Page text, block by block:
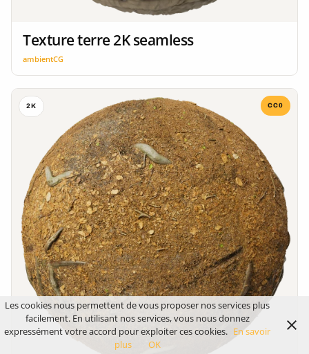
Texture terre 2K seamless
ambientCG
2K CC0
Les cookies nous permettent de vous proposer nos services plus
facilement. En utilisant nos services, vous nous donnez
expressément votre accord pour exploiter ces cookies. En savoir
plus
OK